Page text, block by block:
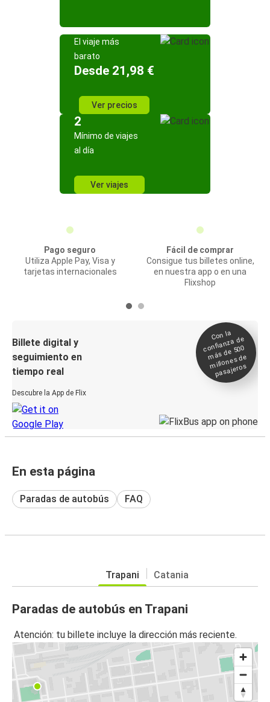
El viaje más
barato
Desde 21,98 €
Ver precios
2
Mínimo de viajes
al día
Ver viajes
Pago seguro
Utiliza Apple Pay, Visa y
tarjetas internacionales
Fácil de comprar
Consigue tus billetes online,
en nuestra app o en una
Flixshop
Billete digital y
seguimiento en
tiempo real
Descubre la App de Flix
Con la
confianza de
más de 500
millones de
pasajeros
En esta página
Paradas de autobús FAQ
Trapani Catania
Paradas de autobús en Trapani
Atención: tu billete incluye la dirección más reciente.